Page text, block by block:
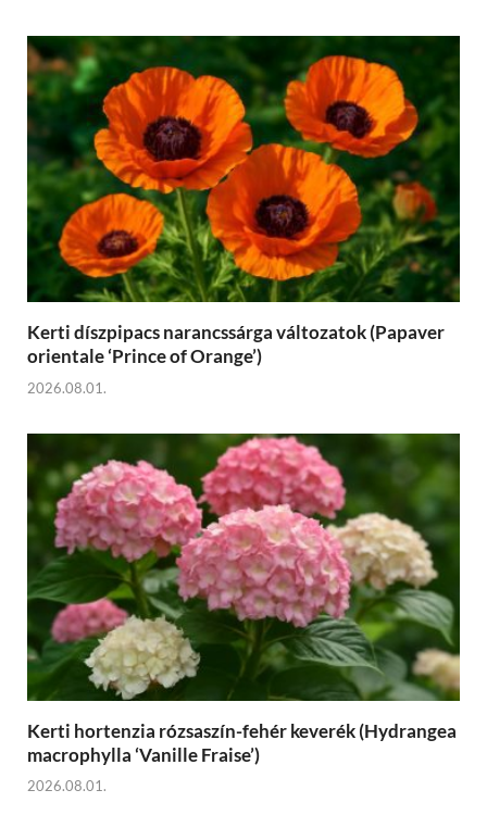
Kerti díszpipacs narancssárga változatok (Papaver
orientale ‘Prince of Orange’)
2026.08.01.
Kerti hortenzia rózsaszín-fehér keverék (Hydrangea
macrophylla ‘Vanille Fraise’)
2026.08.01.